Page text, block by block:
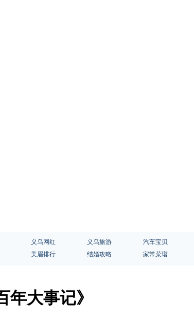
义乌网红 义乌旅游 汽车宝贝
美眉排行 结婚攻略 家常菜谱
大事记》